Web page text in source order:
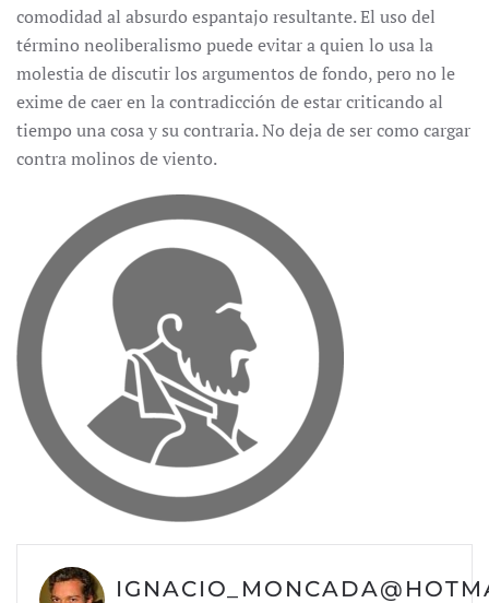
comodidad al absurdo espantajo resultante. El uso del
término neoliberalismo puede evitar a quien lo usa la
molestia de discutir los argumentos de fondo, pero no le
exime de caer en la contradicción de estar criticando al
tiempo una cosa y su contraria. No deja de ser como cargar
contra molinos de viento.